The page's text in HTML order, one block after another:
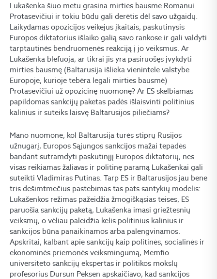
Lukašenka šiuo metu grasina mirties bausme Romanui
Protasevičiui ir tokiu būdu gali derėtis dėl savo užgaidų.
Laikydamas opozicijos veikėjus įkaitais, paskutinysis
Europos diktatorius išlaiko galią savo rankose ir gali valdyti
tarptautinės bendruomenės reakciją į jo veiksmus. Ar
Lukašenka blefuoja, ar tikrai jis yra pasiruošęs įvykdyti
mirties bausmę (Baltarusija išlieka vienintele valstybe
Europoje, kurioje tebėra legali mirties bausmė)
Protasevičiui už opozicinę nuomonę? Ar ES skelbiamas
papildomas sankcijų paketas padės išlaisvinti politinius
kalinius ir suteiks laisvę Baltarusijos piliečiams?
Mano nuomone, kol Baltarusija turės stiprų Rusijos
užnugarį, Europos Sąjungos sankcijos mažai tepadės
bandant sutramdyti paskutinįjį Europos diktatorių, nes
visas reikiamas žaliavas ir politinę paramą Lukašenkai gali
suteikti Vladimiras Putinas. Tarp ES ir Baltarusijos jau bene
tris dešimtmečius pastebimas tas pats santykių modelis:
Lukašenkos režimas pažeidžia žmogiškąsias teises, ES
paruošia sankcijų paketą, Lukašenka imasi griežtesnių
veiksmų, o vėliau paleidžia kelis politinius kalinius ir
sankcijos būna panaikinamos arba palengvinamos.
Apskritai, kalbant apie sankcijų kaip politinės, socialinės ir
ekonominės priemonės veiksmingumą, Memfio
universiteto sankcijų ekspertas ir politikos mokslų
profesorius Dursun Peksen apskaičiavo, kad sankcijos